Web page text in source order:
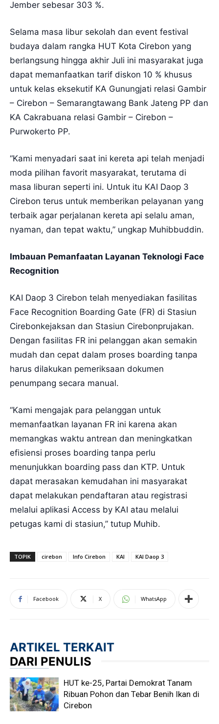
Jember sebesar 303 %.
Selama masa libur sekolah dan event festival
budaya dalam rangka HUT Kota Cirebon yang
berlangsung hingga akhir Juli ini masyarakat juga
dapat memanfaatkan tarif diskon 10 % khusus
untuk kelas eksekutif KA Gunungjati relasi Gambir
– Cirebon – Semarangtawang Bank Jateng PP dan
KA Cakrabuana relasi Gambir – Cirebon –
Purwokerto PP.
“Kami menyadari saat ini kereta api telah menjadi
moda pilihan favorit masyarakat, terutama di
masa liburan seperti ini. Untuk itu KAI Daop 3
Cirebon terus untuk memberikan pelayanan yang
terbaik agar perjalanan kereta api selalu aman,
nyaman, dan tepat waktu,” ungkap Muhibbuddin.
Imbauan Pemanfaatan Layanan Teknologi Face
Recognition
KAI Daop 3 Cirebon telah menyediakan fasilitas
Face Recognition Boarding Gate (FR) di Stasiun
Cirebonkejaksan dan Stasiun Cirebonprujakan.
Dengan fasilitas FR ini pelanggan akan semakin
mudah dan cepat dalam proses boarding tanpa
harus dilakukan pemeriksaan dokumen
penumpang secara manual.
“Kami mengajak para pelanggan untuk
memanfaatkan layanan FR ini karena akan
memangkas waktu antrean dan meningkatkan
efisiensi proses boarding tanpa perlu
menunjukkan boarding pass dan KTP. Untuk
dapat merasakan kemudahan ini masyarakat
dapat melakukan pendaftaran atau registrasi
melalui aplikasi Access by KAI atau melalui
petugas kami di stasiun,” tutup Muhib.
TOPIK cirebon Info Cirebon KAI KAI Daop 3
Facebook X WhatsApp
ARTIKEL TERKAIT
DARI PENULIS
HUT ke-25, Partai Demokrat Tanam
Ribuan Pohon dan Tebar Benih Ikan di
Cirebon